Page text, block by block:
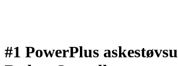
#1 PowerPlus